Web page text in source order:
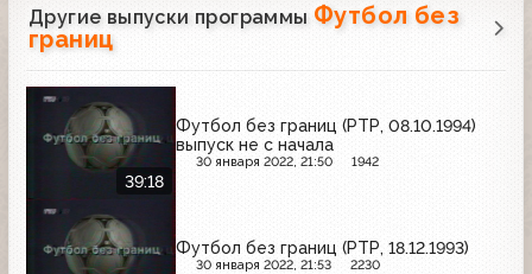
Другие выпуски программы Футбол без
границ
39:18
Футбол без границ (РТР, 08.10.1994)
выпуск не с начала
30 января 2022, 21:50 1942
Футбол без границ (РТР, 18.12.1993)
30 января 2022, 21:53 2230